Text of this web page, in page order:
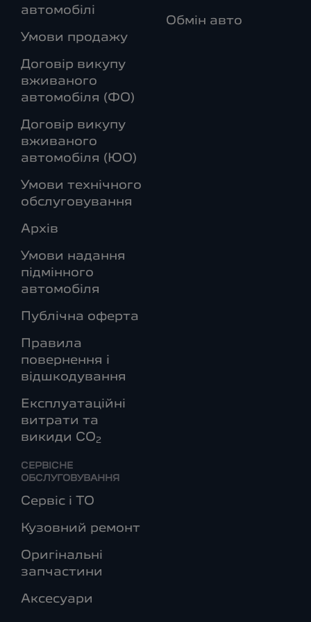
автомобілі
Умови продажу
Договір викупу
вживаного
автомобіля (ФО)
Договір викупу
вживаного
автомобіля (ЮО)
Умови технічного
обслуговування
Архів
Умови надання
підмінного
автомобіля
Публічна оферта
Правила
повернення і
відшкодування
Експлуатаційні
витрати та
викиди СО2
Обмін авто
СЕРВІСНЕ
ОБСЛУГОВУВАННЯ
Сервіс і ТО
Кузовний ремонт
Оригінальні
запчастини
Аксесуари